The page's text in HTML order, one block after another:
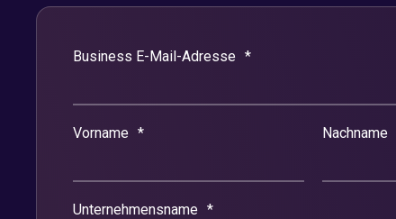
Business E-Mail-Adresse *
Vorname * Nachname
Unternehmensname *